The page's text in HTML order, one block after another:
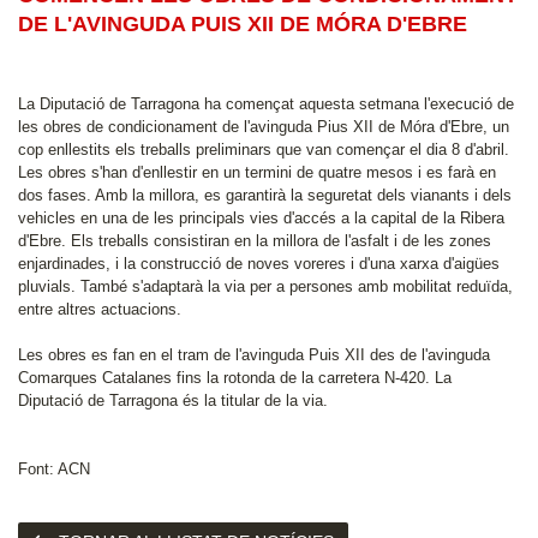
DE L'AVINGUDA PUIS XII DE MÓRA D'EBRE
La Diputació de Tarragona ha començat aquesta setmana l'execució de
les obres de condicionament de l'avinguda Pius XII de Móra d'Ebre, un
cop enllestits els treballs preliminars que van començar el dia 8 d'abril.
Les obres s'han d'enllestir en un termini de quatre mesos i es farà en
dos fases. Amb la millora, es garantirà la seguretat dels vianants i dels
vehicles en una de les principals vies d'accés a la capital de la Ribera
d'Ebre. Els treballs consistiran en la millora de l'asfalt i de les zones
enjardinades, i la construcció de noves voreres i d'una xarxa d'aigües
pluvials. També s'adaptarà la via per a persones amb mobilitat reduïda,
entre altres actuacions.
Les obres es fan en el tram de l'avinguda Puis XII des de l'avinguda
Comarques Catalanes fins la rotonda de la carretera N-420. La
Diputació de Tarragona és la titular de la via.
Font: ACN